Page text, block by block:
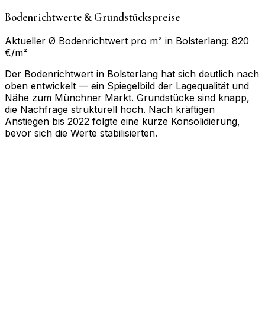
Bodenrichtwerte & Grundstückspreise
Aktueller Ø Bodenrichtwert pro m² in Bolsterlang: 820
€/m²
Der Bodenrichtwert in Bolsterlang hat sich deutlich nach
oben entwickelt — ein Spiegelbild der Lagequalität und
Nähe zum Münchner Markt. Grundstücke sind knapp,
die Nachfrage strukturell hoch. Nach kräftigen
Anstiegen bis 2022 folgte eine kurze Konsolidierung,
bevor sich die Werte stabilisierten.